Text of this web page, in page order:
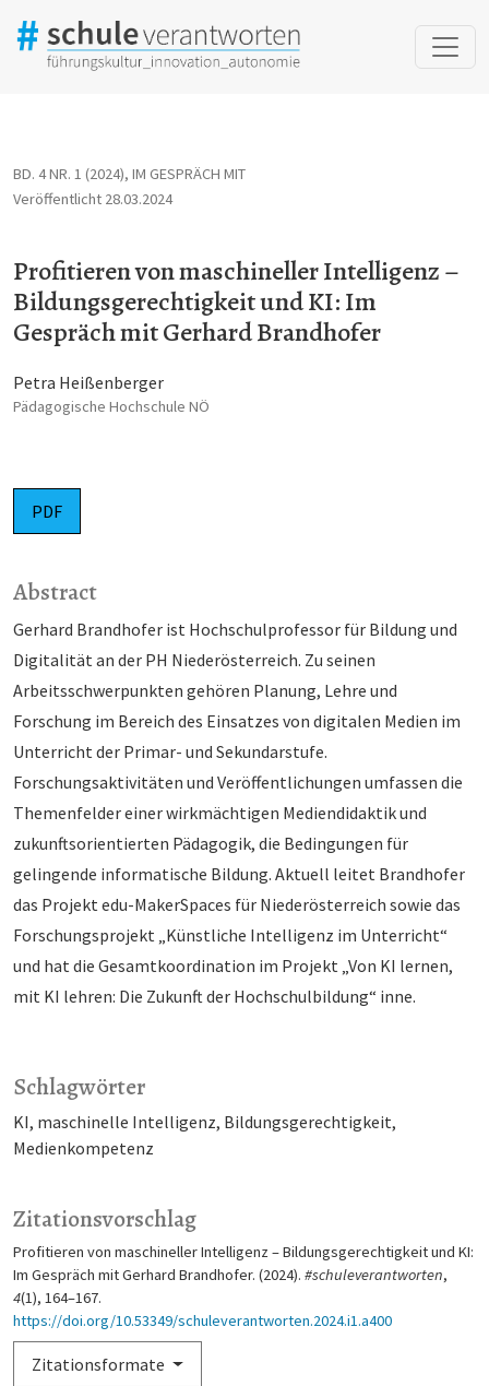
BD. 4 NR. 1 (2024), IM GESPRÄCH MIT
Profitieren von maschineller Intelligenz –
Bildungsgerechtigkeit und KI: Im
Gespräch mit Gerhard Brandhofer
Veröffentlicht 28.03.2024
Petra Heißenberger
Pädagogische Hochschule NÖ
PDF
Schlagwörter
KI maschinelle Intelligenz Bildungsgerechtigkeit
Medienkompetenz
Zitationsvorschlag
Profitieren von maschineller Intelligenz – Bildungsgerechtigkeit und KI:
Im Gespräch mit Gerhard Brandhofer. (2024). #schuleverantworten,
4(1), 164–167.
https://doi.org/10.53349/schuleverantworten.2024.i1.a400
Zitationsformate
Abstract
Gerhard Brandhofer ist Hochschulprofessor für Bildung und
Digitalität an der PH Niederösterreich. Zu seinen
Arbeitsschwerpunkten gehören Planung, Lehre und
Forschung im Bereich des Einsatzes von digitalen Medien im
Unterricht der Primar- und Sekundarstufe.
Forschungsaktivitäten und Veröffentlichungen umfassen die
Themenfelder einer wirkmächtigen Mediendidaktik und
zukunftsorientierten Pädagogik, die Bedingungen für
gelingende informatische Bildung. Aktuell leitet Brandhofer
das Projekt edu-MakerSpaces für Niederösterreich sowie das
Forschungsprojekt „Künstliche Intelligenz im Unterricht“
und hat die Gesamtkoordination im Projekt „Von KI lernen,
mit KI lehren: Die Zukunft der Hochschulbildung“ inne.